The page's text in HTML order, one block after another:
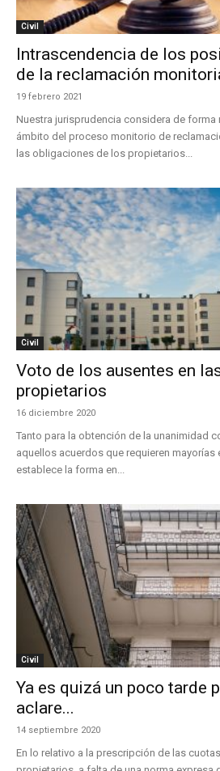
Civil
Intrascendencia de los
de la reclamación
19 febrero 2021
Nuestra jurisprudencia considera de forma
ámbito del proceso monitorio de
las obligaciones de los propietarios...
Civil
Voto de los ausentes en
propietarios
16 diciembre 2020
Tanto para la obtención de la unanimidad
aquellos acuerdos que requieren mayorías
establece la forma en...
Civil
Ya es quizá un poco tarde
aclare...
14 septiembre 2020
En lo relativo a la prescripción de las